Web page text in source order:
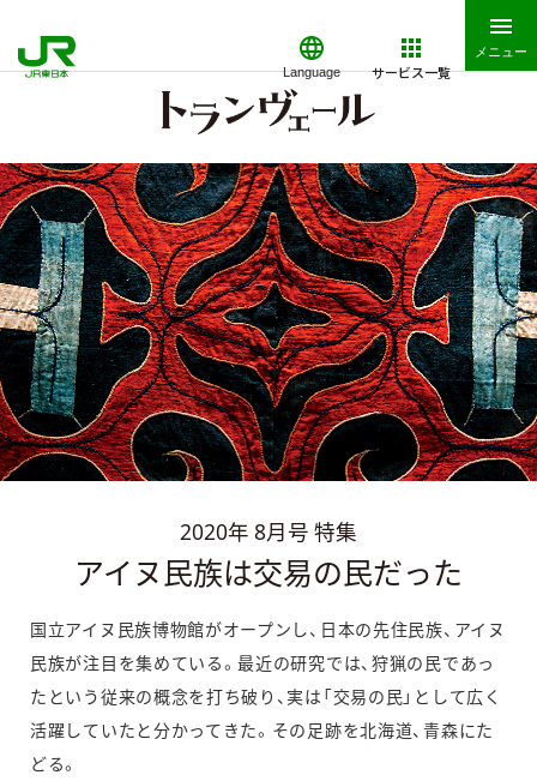
Language サービス一覧
メニュー
2020年 8月号 特集
アイヌ民族は交易の民だった
国立アイヌ民族博物館がオープンし、日本の先住民族、アイヌ
民族が注目を集めている。最近の研究では、狩猟の民であっ
たという従来の概念を打ち破り、実は「交易の民」として広く
活躍していたと分かってきた。その足跡を北海道、青森にた
どる。